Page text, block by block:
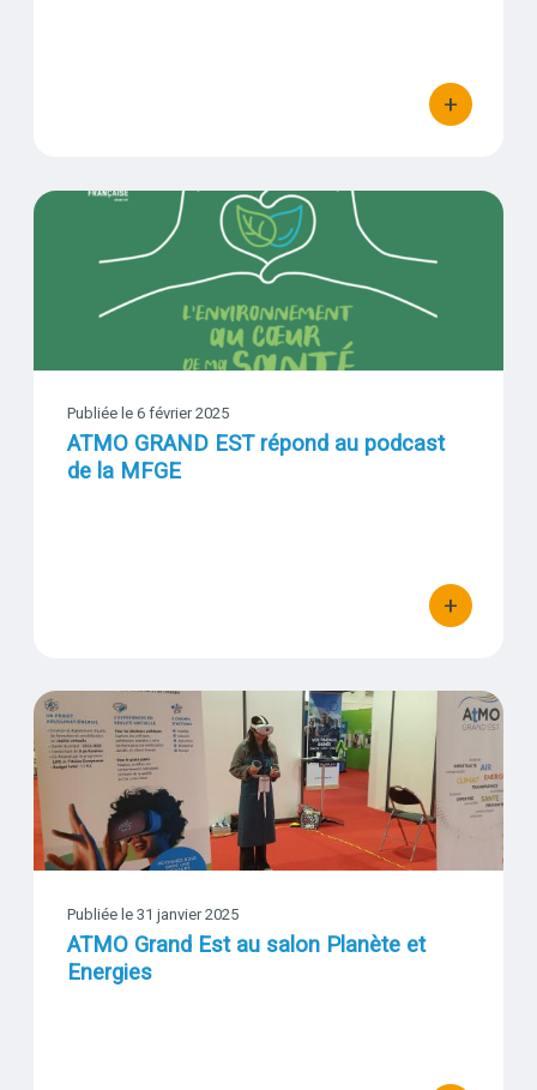
+
bouton
ATMO GRAND EST répond au podcast de la MFGE
Publiée le 6 février 2025
ATMO GRAND EST répond au podcast
de la MFGE
+
bouton
ATMO Grand Est au salon Planète et Energies
Visuel
Publiée le 31 janvier 2025
ATMO Grand Est au salon Planète et
Energies